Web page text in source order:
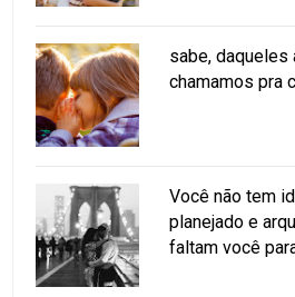
sabe, daqueles
chamamos pra
Você não tem
planejado e
faltam você